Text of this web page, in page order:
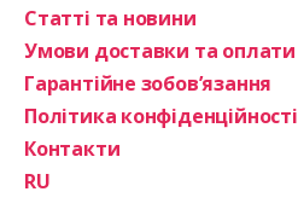
Статті та новини
Умови доставки та оплати
Гарантійне зобов’язання
Політика конфіденційності
Контакти
RU